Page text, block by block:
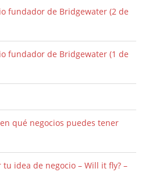
fundador de Bridgewater (2 de
fundador de Bridgewater (1 de
qué negocios puedes tener
idea de negocio – Will it fly? –